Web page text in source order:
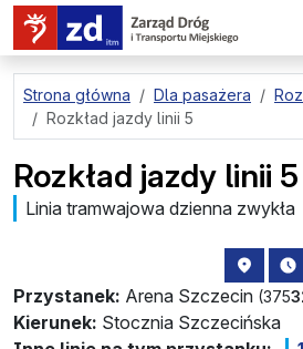
przejdź do treści strony
Strona główna Dla pasażera
Rozkład jazdy linii 5
Rozkład jazdy linii 5
Linia tramwajowa dzienna zwykła
Przystanek: Arena Szczecin (375
Kierunek: Stocznia Szczecińska